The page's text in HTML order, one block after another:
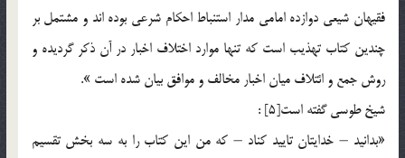
فقيهان شيعي دوازده امامي مدار استنباط احكام شرعي بوده اند و مشتمل بر
چندين كتاب تهذيب است كه تنها موارد اختلاف اخبار در آن ذكر گرديده و
روش جمع و ائتلاف ميان اخبار مخالف و موافق بيان شده است ».
شيخ طوسي گفته است[5] :
«بدانيد – خدايتان تاييد كناد – كه من اين كتاب را به سه بخش تقسيم